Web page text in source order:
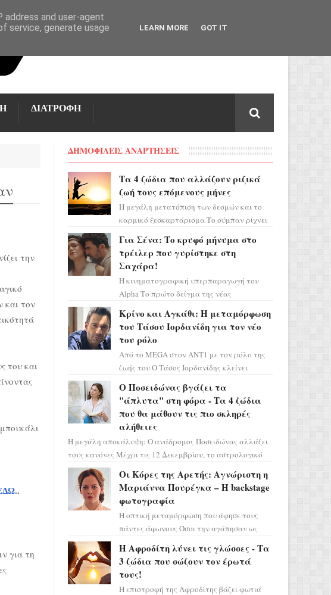
ΔΙΑΤΡΟΦΗ
την
και τον
του και
..
για τη
ΔΗΜΟΦΙΛΕΙΣ ΑΝΑΡΤΗΣΕΙΣ
Τα 4 ζώδια που αλλάζουν ριζικά
ζωή τους επόμενους μήνες
Η μεγάλη μετατόπιση των δεσμών και το
καρμικό ξεσκαρτάρισμα Το σύμπαν ρίχνει
προειδοποιεί: οι σελην...
Για Σένα: Το κρυφό μήνυμα στο
τρέιλερ που γυρίστηκε στη
Σαχάρα!
Η κινηματογραφική υπερπαραγωγή του
Alpha Το πρώτο δείγμα της νέας
η αισθητική του ξεπερνά κάθε π...
Κρίνο και Αγκάθι: Η μεταμόρφωση
του Τάσου Ιορδανίδη για τον νέο
του ρόλο
Από το MEGA στον ΑΝΤ1 με τον ρόλο της
ζωής του Ο Τάσος Ιορδανίδης κλείνει
επιτυχίας «Μια Νύχτα Μόνο» ...
Ο Ποσειδώνας βγάζει τα
"άπλυτα" στη φόρα - Τα 4 ζώδια
που θα μάθουν τις πιο σκληρές
αλήθειες
Η μεγάλη αποκάλυψη: Ο ανάδρομος Ποσειδώνας αλλάζει
τους κανόνες Μέχρι τις 12 Δεκεμβρίου, το αστρολογικό
σκηνικό θυμίζει ταινία μυστηρίου ...
Οι Κόρες της Αρετής: Αγνώριστη η
Μαριάννα Πουρέγκα – H backstage
φωτογραφία
Η οπτική μεταμόρφωση που άφησε τους
πάντες άφωνους Όσοι την αγάπησαν ως
πρέπει τώρα να προετοιμαστο...
Η Αφροδίτη λύνει τις γλώσσες - Τα
3 ζώδια που σώζουν τον έρωτά
τους!
Η επιστροφή της Αφροδίτης βάζει φωτιά
and user-agent
service, generate usage
LEARN MORE GOT IT